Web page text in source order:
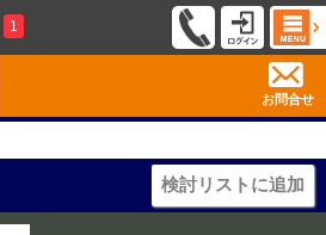
1
お問合せ
検討リストに追加